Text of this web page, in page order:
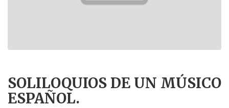
SOLILOQUIOS DE UN MÚSICO
ESPAÑOL.